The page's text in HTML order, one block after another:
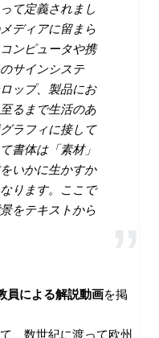
て定義されまし
ディアに留まら
ンピュータや携
サインシステ
ップ、製品にお
るまで生活のあ
ラフィに接して
書体は「素材」
いかに生かすか
ります。ここで
をテキストから
員による解説動画を掲
、数世紀に渡って欧州